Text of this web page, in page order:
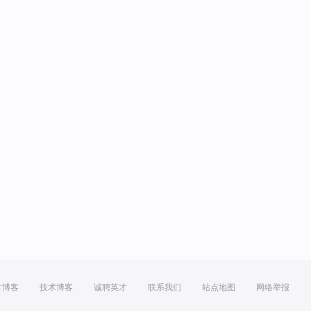
博客 技术博客 诚聘英才 联系我们 站点地图 网络举报